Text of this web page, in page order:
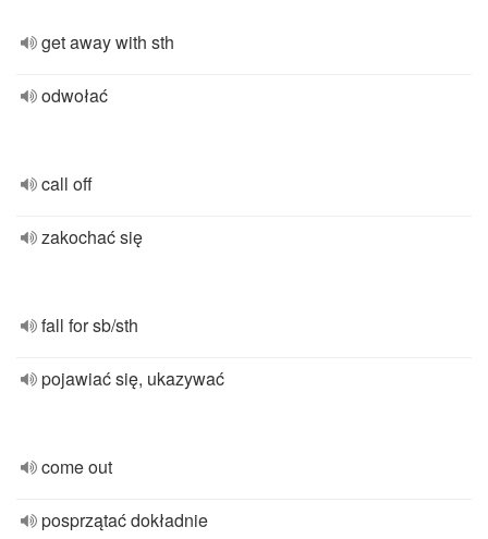
get away with sth
odwołać
call off
zakochać się
fall for sb/sth
pojawiać się, ukazywać
come out
posprzątać dokładnie